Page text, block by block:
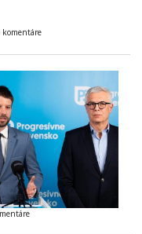
komentáre